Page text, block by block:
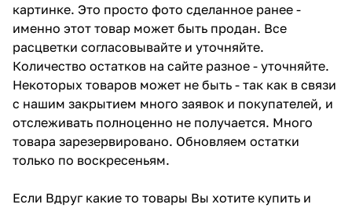
картинке. Это просто фото сделанное ранее -
именно этот товар может быть продан. Все
расцветки согласовывайте и уточняйте.
Количество остатков на сайте разное - уточняйте.
Некоторых товаров может не быть - так как в связи
с нашим закрытием много заявок и покупателей, и
отслеживать полноценно не получается. Много
товара зарезервировано. Обновляем остатки
только по воскресеньям.
Если Вдруг какие то товары Вы хотите купить и